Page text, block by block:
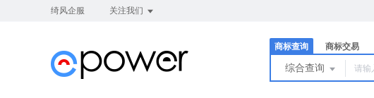
绮风企服 关注我们
商标查询 商标交易
综合查询